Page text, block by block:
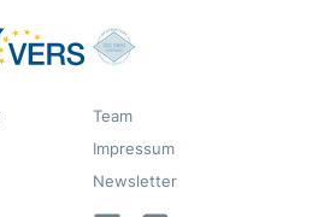
Team
Impressum
Newsletter